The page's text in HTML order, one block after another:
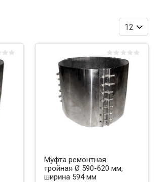
Муфта ремонтная
тройная Ø 590-620 мм,
ширина 594 мм